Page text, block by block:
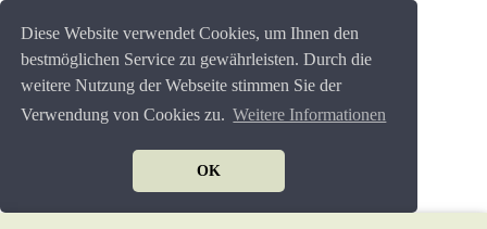
Diese Website verwendet Cookies, um Ihnen den
bestmöglichen Service zu gewährleisten. Durch die
weitere Nutzung der Webseite stimmen Sie der
Verwendung von Cookies zu. Weitere Informationen
OK